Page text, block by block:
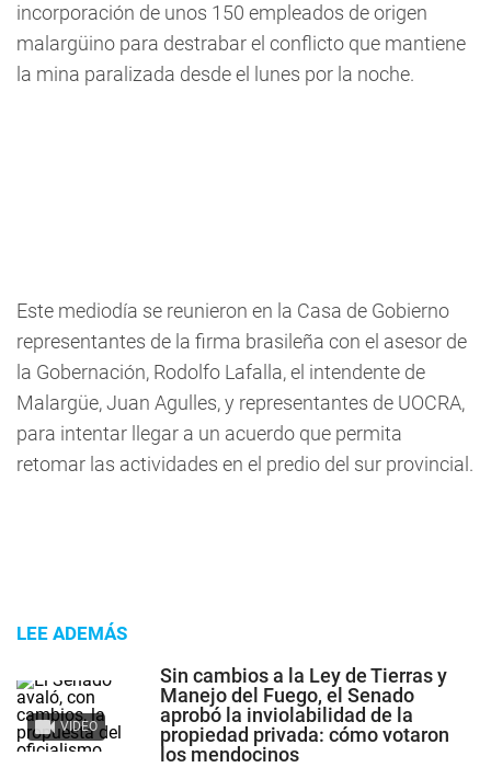
incorporación de unos 150 empleados de origen
malargüino para destrabar el conflicto que mantiene
la mina paralizada desde el lunes por la noche.
Este mediodía se reunieron en la Casa de Gobierno
representantes de la firma brasileña con el asesor de
la Gobernación, Rodolfo Lafalla, el intendente de
Malargüe, Juan Agulles, y representantes de UOCRA,
para intentar llegar a un acuerdo que permita
retomar las actividades en el predio del sur provincial.
LEE ADEMÁS
VIDEO
Sin cambios a la Ley de Tierras y
Manejo del Fuego, el Senado
aprobó la inviolabilidad de la
propiedad privada: cómo votaron
los mendocinos